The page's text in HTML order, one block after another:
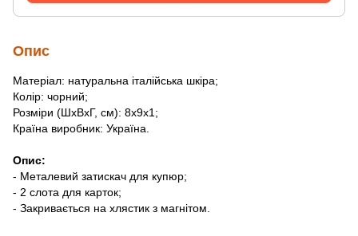
Опис
Матеріал: натуральна італійська шкіра;
Колір: чорний;
Розміри (ШхВхГ, см): 8х9х1;
Країна виробник: Україна.
Опис:
- Металевий затискач для купюр;
- 2 слота для карток;
- Закривається на хлястик з магнітом.